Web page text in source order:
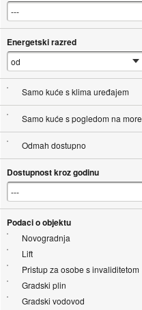
Energetski razred
Samo kuće s klima uređajem
Samo kuće s pogledom na more
Odmah dostupno
Dostupnost kroz godinu
Podaci o objektu
Novogradnja
Lift
Pristup za osobe s invaliditetom
Gradski plin
Gradski vodovod